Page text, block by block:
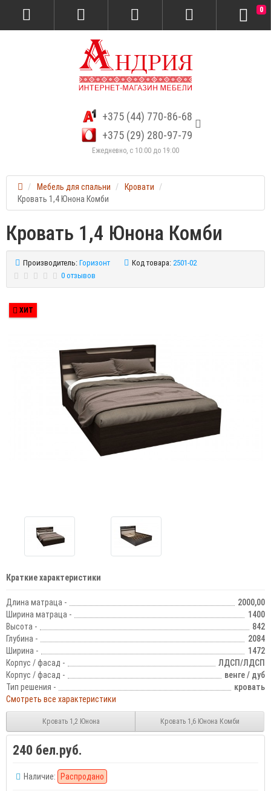
+375 (44) 770-86-68
+375 (29) 280-97-79
Ежедневно, с 10:00 до 19:00
0
Мебель для спальни
Кровати
Кровать 1,4 Юнона Комби
Кровать 1,4 Юнона Комби
Производитель: Горизонт Код товара: 2501-02
0 отзывов
ХИТ
Краткие характеристики
Длина матраца -
2000,00
Ширина матраца -
1400
Высота -
842
Глубина -
2084
Ширина -
1472
Корпус / фасад -
ЛДСП/ЛДСП
Корпус / фасад -
венге / дуб
Тип решения -
кровать
Смотреть все характеристики
Кровать 1,2 Юнона Кровать 1,6 Юнона Комби
240 бел.руб.
Наличие: Распродано